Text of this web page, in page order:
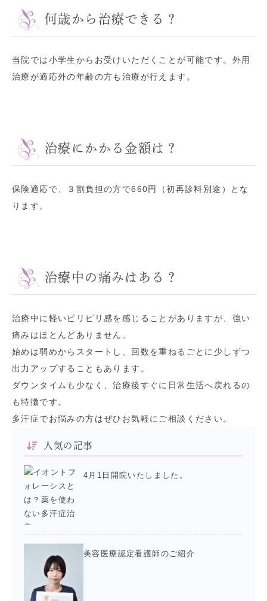
何歳から治療できる？
当院では小学生からお受けいただくことが可能です。外用
治療が適応外の年齢の方も治療が行えます。
治療にかかる金額は？
保険適応で、３割負担の方で660円（初再診料別途）とな
ります。
治療中の痛みはある？
治療中に軽いピリピリ感を感じることがありますが、強い
痛みはほとんどありません。
始めは弱めからスタートし、回数を重ねるごとに少しずつ
出力アップすることもあります。
ダウンタイムも少なく、治療後すぐに日常生活へ戻れるの
も特徴です。
多汗症でお悩みの方はぜひお気軽にご相談ください。
人気の記事
4月1日開院いたしました。
美容医療認定看護師のご紹介